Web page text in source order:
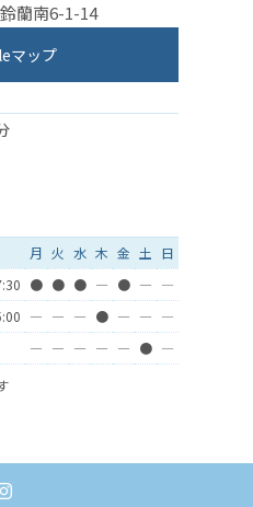
蘭南6-1-14
マップ
月 火 水 木 金 土 日
● ● ● ― ● ― ―
― ― ― ● ― ― ―
― ― ― ― ― ● ―